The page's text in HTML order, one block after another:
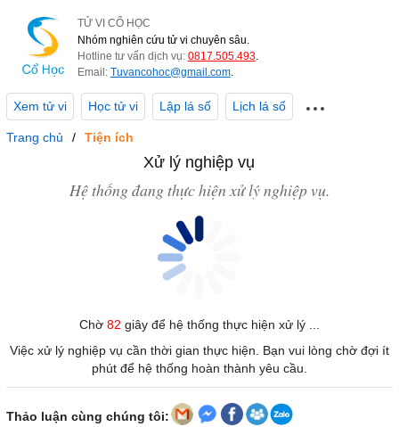
TỬ VI CỔ HỌC
Nhóm nghiên cứu tử vi chuyên sâu.
Hotline tư vấn dịch vụ: 0817.505.493.
Email: Tuvancohoc@gmail.com.
Xem tử vi Học tử vi Lập lá số Lịch lá số
Trang chủ Tiện ích
Xử lý nghiệp vụ
Hệ thống đang thực hiện xử lý nghiệp vụ.
Chờ 82 giây để hệ thống thực hiện xử lý ...
Việc xử lý nghiệp vụ cần thời gian thực hiện. Bạn vui lòng chờ đợi ít
phút để hệ thống hoàn thành yêu cầu.
Thảo luận cùng chúng tôi: